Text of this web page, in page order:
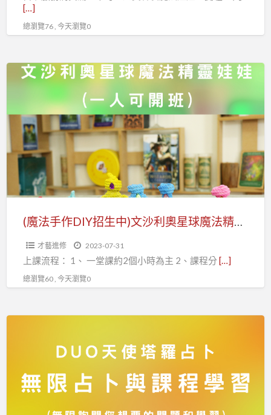
塔
占
卜
[…]
總瀏覽76 , 今天瀏覽0
作
DIY
招
中)
文
法
(魔法手作DIY招生中)文沙利奧星球魔法精靈娃娃(一人可開班)
才藝進修 2023-07-31
上課流程： 1、 一堂課約2個小時為主 2、課程分 […]
總瀏覽60 , 今天瀏覽0